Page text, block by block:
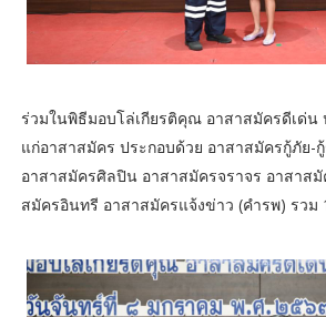
ร่วมในพิธีมอบโล่เกียรติคุณ อาสาสมัครดีเด่น
แก่อาสาสมัคร ประกอบด้วย อาสาสมัครกู้ภัย-
อาสาสมัครศิลปิน อาสาสมัครจราจร อาสาส
สมัครอินทรี อาสาสมัครแจ้งข่าว (คำรพ) รวม